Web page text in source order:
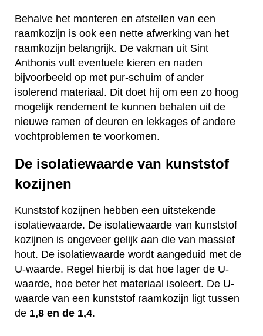
Behalve het monteren en afstellen van een
raamkozijn is ook een nette afwerking van het
raamkozijn belangrijk. De vakman uit Sint
Anthonis vult eventuele kieren en naden
bijvoorbeeld op met pur-schuim of ander
isolerend materiaal. Dit doet hij om een zo hoog
mogelijk rendement te kunnen behalen uit de
nieuwe ramen of deuren en lekkages of andere
vochtproblemen te voorkomen.
De isolatiewaarde van kunststof
kozijnen
Kunststof kozijnen hebben een uitstekende
isolatiewaarde. De isolatiewaarde van kunststof
kozijnen is ongeveer gelijk aan die van massief
hout. De isolatiewaarde wordt aangeduid met de
U-waarde. Regel hierbij is dat hoe lager de U-
waarde, hoe beter het materiaal isoleert. De U-
waarde van een kunststof raamkozijn ligt tussen
de 1,8 en de 1,4.